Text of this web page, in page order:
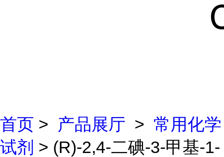
首页 > 产品展厅 > 常用化学
试剂 > (R)-2,4-二碘-3-甲基-1-